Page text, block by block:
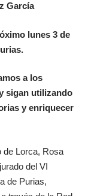
García
lunes 3 de
a los
sigan utilizando
y enriquecer
de Lorca, Rosa
del VI
de Purias,